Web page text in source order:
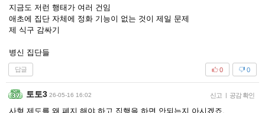
지금도 저런 행태가 여러 건임
애초에 집단 자체에 정화 기능이 없는 것이 제일 문제
제 식구 감싸기
병신 집단들
답글 0
0
토토3 26-05-16 16:02 신고 | 공감 확인
사형 제도를 왜 폐지 해야 하고 집행을 하면 안되는지 아시겠죠.